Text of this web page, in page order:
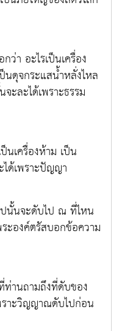
า อะไรเป็นเครื่อง
นดุจกระแสน้ำหลั่งไหล
ะละได้เพราะธรรม
นเครื่องห้าม เป็น
ด้เพราะปัญญา
นจะดับไป ณ ที่ไหน
ะองค์ตรัสบอกข้อความ
านถามถึงที่ดับของ
ราะวิญญาณดับไปก่อน